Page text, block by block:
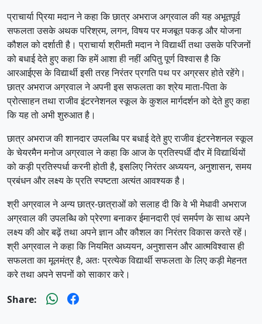
प्राचार्या प्रिया मदान ने कहा कि छात्र अभराज अग्रवाल की यह अभूतपूर्व
सफलता उसके अथक परिश्रम, लगन, विषय पर मजबूत पकड़ और योजना
कौशल को दर्शाती है। प्राचार्या श्रीमती मदान ने विद्यार्थी तथा उसके परिजनों
को बधाई देते हुए कहा कि हमें आशा ही नहीं अपितु पूर्ण विश्वास है कि
आरआईएस के विद्यार्थी इसी तरह निरंतर प्रगति पथ पर अग्रसर होते रहेंगे।
छात्र अभराज अग्रवाल ने अपनी इस सफलता का श्रेय माता-पिता के
प्रोत्साहन तथा राजीव इंटरनेशनल स्कूल के कुशल मार्गदर्शन को देते हुए कहा
कि यह तो अभी शुरुआत है।
छात्र अभराज की शानदार उपलब्धि पर बधाई देते हुए राजीव इंटरनेशनल स्कूल
के चेयरमैन मनोज अग्रवाल ने कहा कि आज के प्रतिस्पर्धी दौर में विद्यार्थियों
को कड़ी प्रतिस्पर्धा करनी होती है, इसलिए निरंतर अध्ययन, अनुशासन, समय
प्रबंधन और लक्ष्य के प्रति स्पष्टता अत्यंत आवश्यक है।
श्री अग्रवाल ने अन्य छात्र-छात्राओं को सलाह दी कि वे भी मेधावी अभराज
अग्रवाल की उपलब्धि को प्रेरणा बनाकर ईमानदारी एवं समर्पण के साथ अपने
लक्ष्य की ओर बढ़ें तथा अपने ज्ञान और कौशल का निरंतर विकास करते रहें।
श्री अग्रवाल ने कहा कि नियमित अध्ययन, अनुशासन और आत्मविश्वास ही
सफलता का मूलमंत्र है, अतः प्रत्येक विद्यार्थी सफलता के लिए कड़ी मेहनत
करे तथा अपने सपनों को साकार करे।
Share: